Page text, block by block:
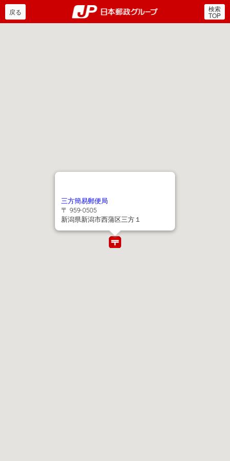
郵便局・日本郵政グルー
戻る 検索
TOP
三方簡易郵便局
〒 959-0505
新潟県新潟市西蒲区三方１